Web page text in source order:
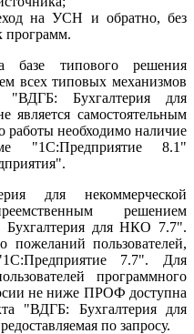
на УСН и обратно, без
программ.
базе типового решения
всех типовых механизмов
"ВДГБ: Бухгалтерия для
является самостоятельным
работы необходимо наличие
"1С:Предприятие 8.1"
для некоммерческой
решением
Бухгалтерия для НКО 7.7".
пожеланий пользователей,
7.7". Для
программного
не ниже ПРОФ доступна
"ВДГБ: Бухгалтерия для
по запросу.